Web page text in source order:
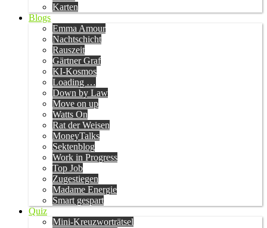
Karten
Blogs
Emma Amour
Nachtschicht
Rauszeit
Gärtner Graf
KI-Kosmos
Loading …
Down by Law
Move on up
Watts On
Rat der Weisen
MoneyTalks
Sektenblog
Work in Progress
Top Job
Zugestiegen
Madame Energie
Smart gespart
Quiz
Mini-Kreuzworträtsel